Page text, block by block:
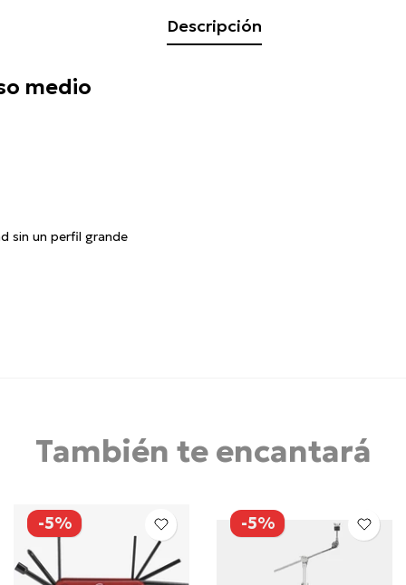
Descripción
medio
sin un perfil grande
También te encantará
-5% -5%